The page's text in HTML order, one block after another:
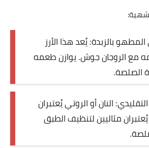
بالزبدة: يُعد هذا الأرز
مع الروجان جوش. يوازن طعمه
الصلصة.
النان أو الروتي يُعتبران
مثاليين لتنظيف الطبق